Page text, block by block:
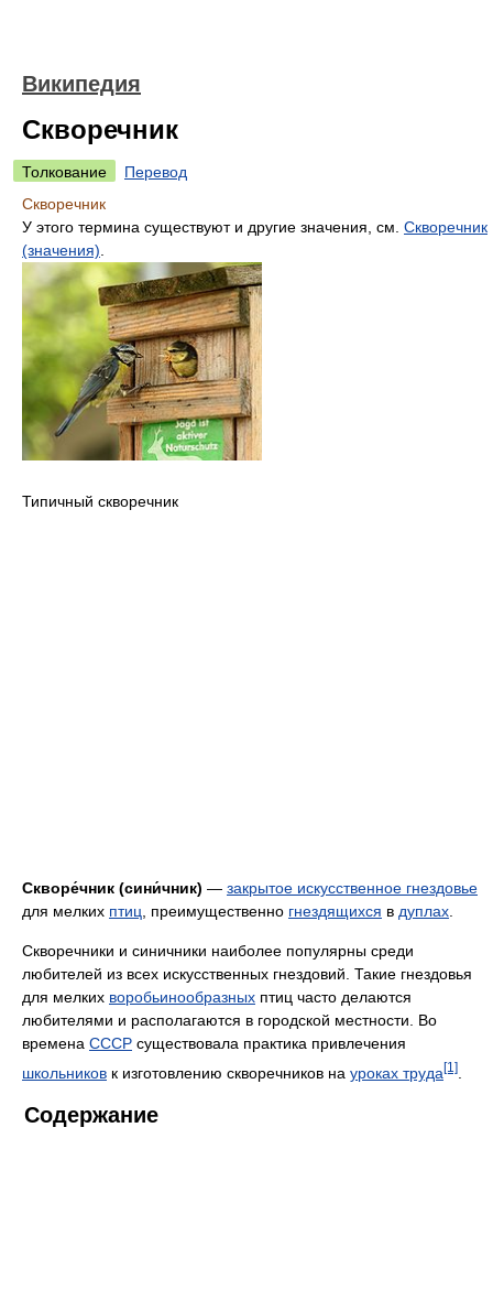
Википедия
Скворечник
Толкование
Перевод
Скворечник
У этого термина существуют и другие значения, см. Скворечник
(значения)
Типичный скворечник
Скворе́чник (сини́чник) — закрытое искусственное гнездовье
для мелких птиц , преимущественно гнездящихся в дуплах
Скворечники и синичники наиболее популярны среди
любителей из всех искусственных гнездовий. Такие гнездовья
для мелких воробьинообразных птиц часто делаются
любителями и располагаются в городской местности. Во
времена СССР существовала практика привлечения
школьников к изготовлению скворечников на уроках труда[1]
Содержание